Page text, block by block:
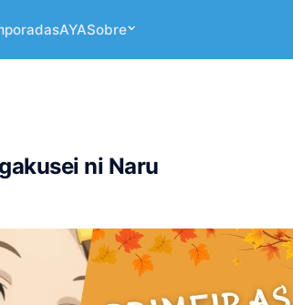
AYASobre
ni Naru